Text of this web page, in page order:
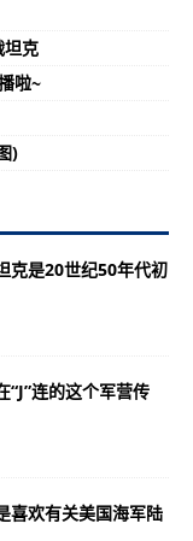
坦克
啦~
)
克是20世纪50年代初
连的这个军营传
喜欢有关美国海军陆